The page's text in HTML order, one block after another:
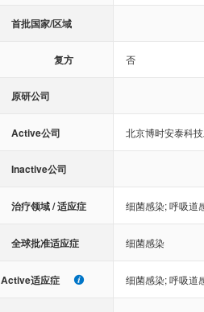
首批国家/区域
复方 否
原研公司
Active公司 北京博时安泰科
Inactive公司
治疗领域 / 适应症 细菌感染;呼吸道
全球批准适应症 细菌感染
Active适应症 细菌感染;呼吸道